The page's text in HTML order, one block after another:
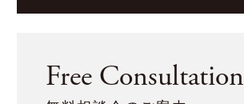
Free Consultation